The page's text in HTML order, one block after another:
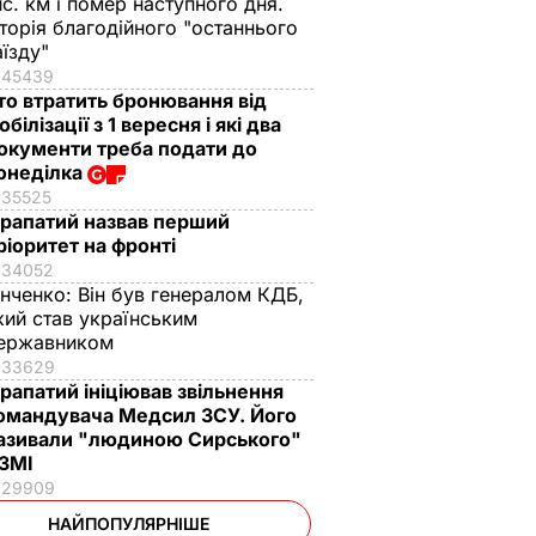
благодійного "останнього
45439
втратить бронювання від
з 1 вересня і які два
треба подати до
35525
назвав перший
на фронті
34052
Він був генералом КДБ,
став українським
33629
ініціював звільнення
Медсил ЗСУ. Його
"людиною Сирського"
29909
НАЙПОПУЛЯРНІШЕ